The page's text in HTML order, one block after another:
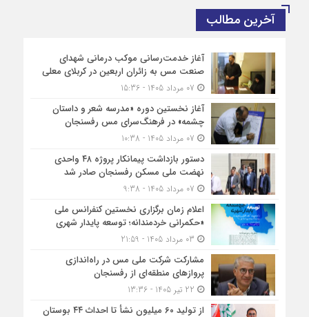
آخرین مطالب
آغاز خدمت‌رسانی موکب درمانی شهدای
صنعت مس به زائران اربعین در کربلای معلی
آغاز نخستین دوره «مدرسه شعر و داستان
چشمه» در فرهنگ‌سرای مس رفسنجان
دستور بازداشت پیمانکار پروژه ۴۸ واحدی
نهضت ملی مسکن رفسنجان صادر شد
اعلام زمان برگزاری نخستین کنفرانس ملی
«حکمرانی خردمندانه؛ توسعه پایدار شهری
مشارکت شرکت ملی مس در راه‌اندازی
پروازهای منطقه‌ای از رفسنجان
از تولید ۶۰ میلیون نشأ تا احداث ۴۴ بوستان